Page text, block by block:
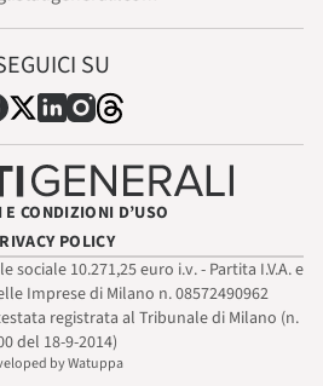
SU
CONDIZIONI D’USO
POLICY
sociale 10.271,25 euro i.v. - Partita I.V.A. e
Imprese di Milano n. 08572490962
registrata al Tribunale di Milano (n.
del 18-9-2014)
by Watuppa